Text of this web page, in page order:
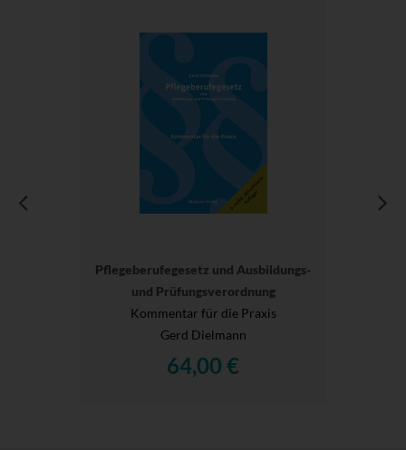
Pflegeberufegesetz und Ausbildungs-
und Prüfungsverordnung
Kommentar für die Praxis
Gerd Dielmann
64,00 €